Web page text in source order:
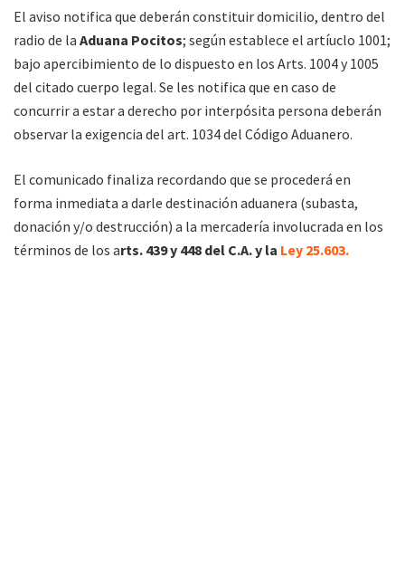
El aviso notifica que deberán constituir domicilio, dentro del
radio de la Aduana Pocitos; según establece el artíuclo 1001;
bajo apercibimiento de lo dispuesto en los Arts. 1004 y 1005
del citado cuerpo legal. Se les notifica que en caso de
concurrir a estar a derecho por interpósita persona deberán
observar la exigencia del art. 1034 del Código Aduanero.
El comunicado finaliza recordando que se procederá en
forma inmediata a darle destinación aduanera (subasta,
donación y/o destrucción) a la mercadería involucrada en los
términos de los arts. 439 y 448 del C.A. y la Ley 25.603.